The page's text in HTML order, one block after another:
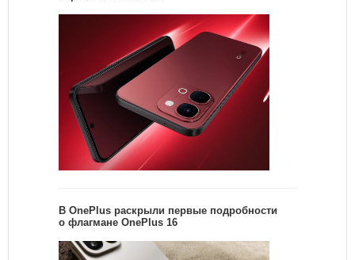
В OnePlus раскрыли первые подробности
о флагмане OnePlus 16